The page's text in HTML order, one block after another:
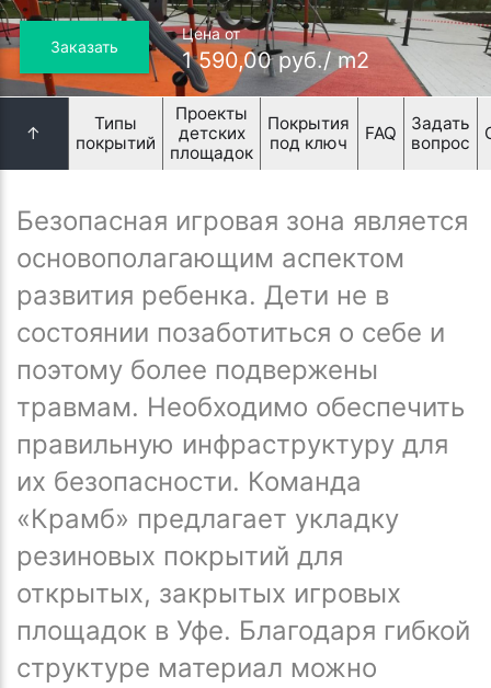
Заказать
Цена от
1 590,00 руб./ m2
↑
Типы
покрытий
Проекты
детских
площадок
Покрытия
под ключ
FAQ
Задать
вопрос
Безопасная игровая зона является
основополагающим аспектом
развития ребенка. Дети не в
состоянии позаботиться о себе и
поэтому более подвержены
травмам. Необходимо обеспечить
правильную инфраструктуру для
их безопасности. Команда
«Крамб» предлагает укладку
резиновых покрытий для
открытых, закрытых игровых
площадок в Уфе. Благодаря гибкой
структуре материал можно